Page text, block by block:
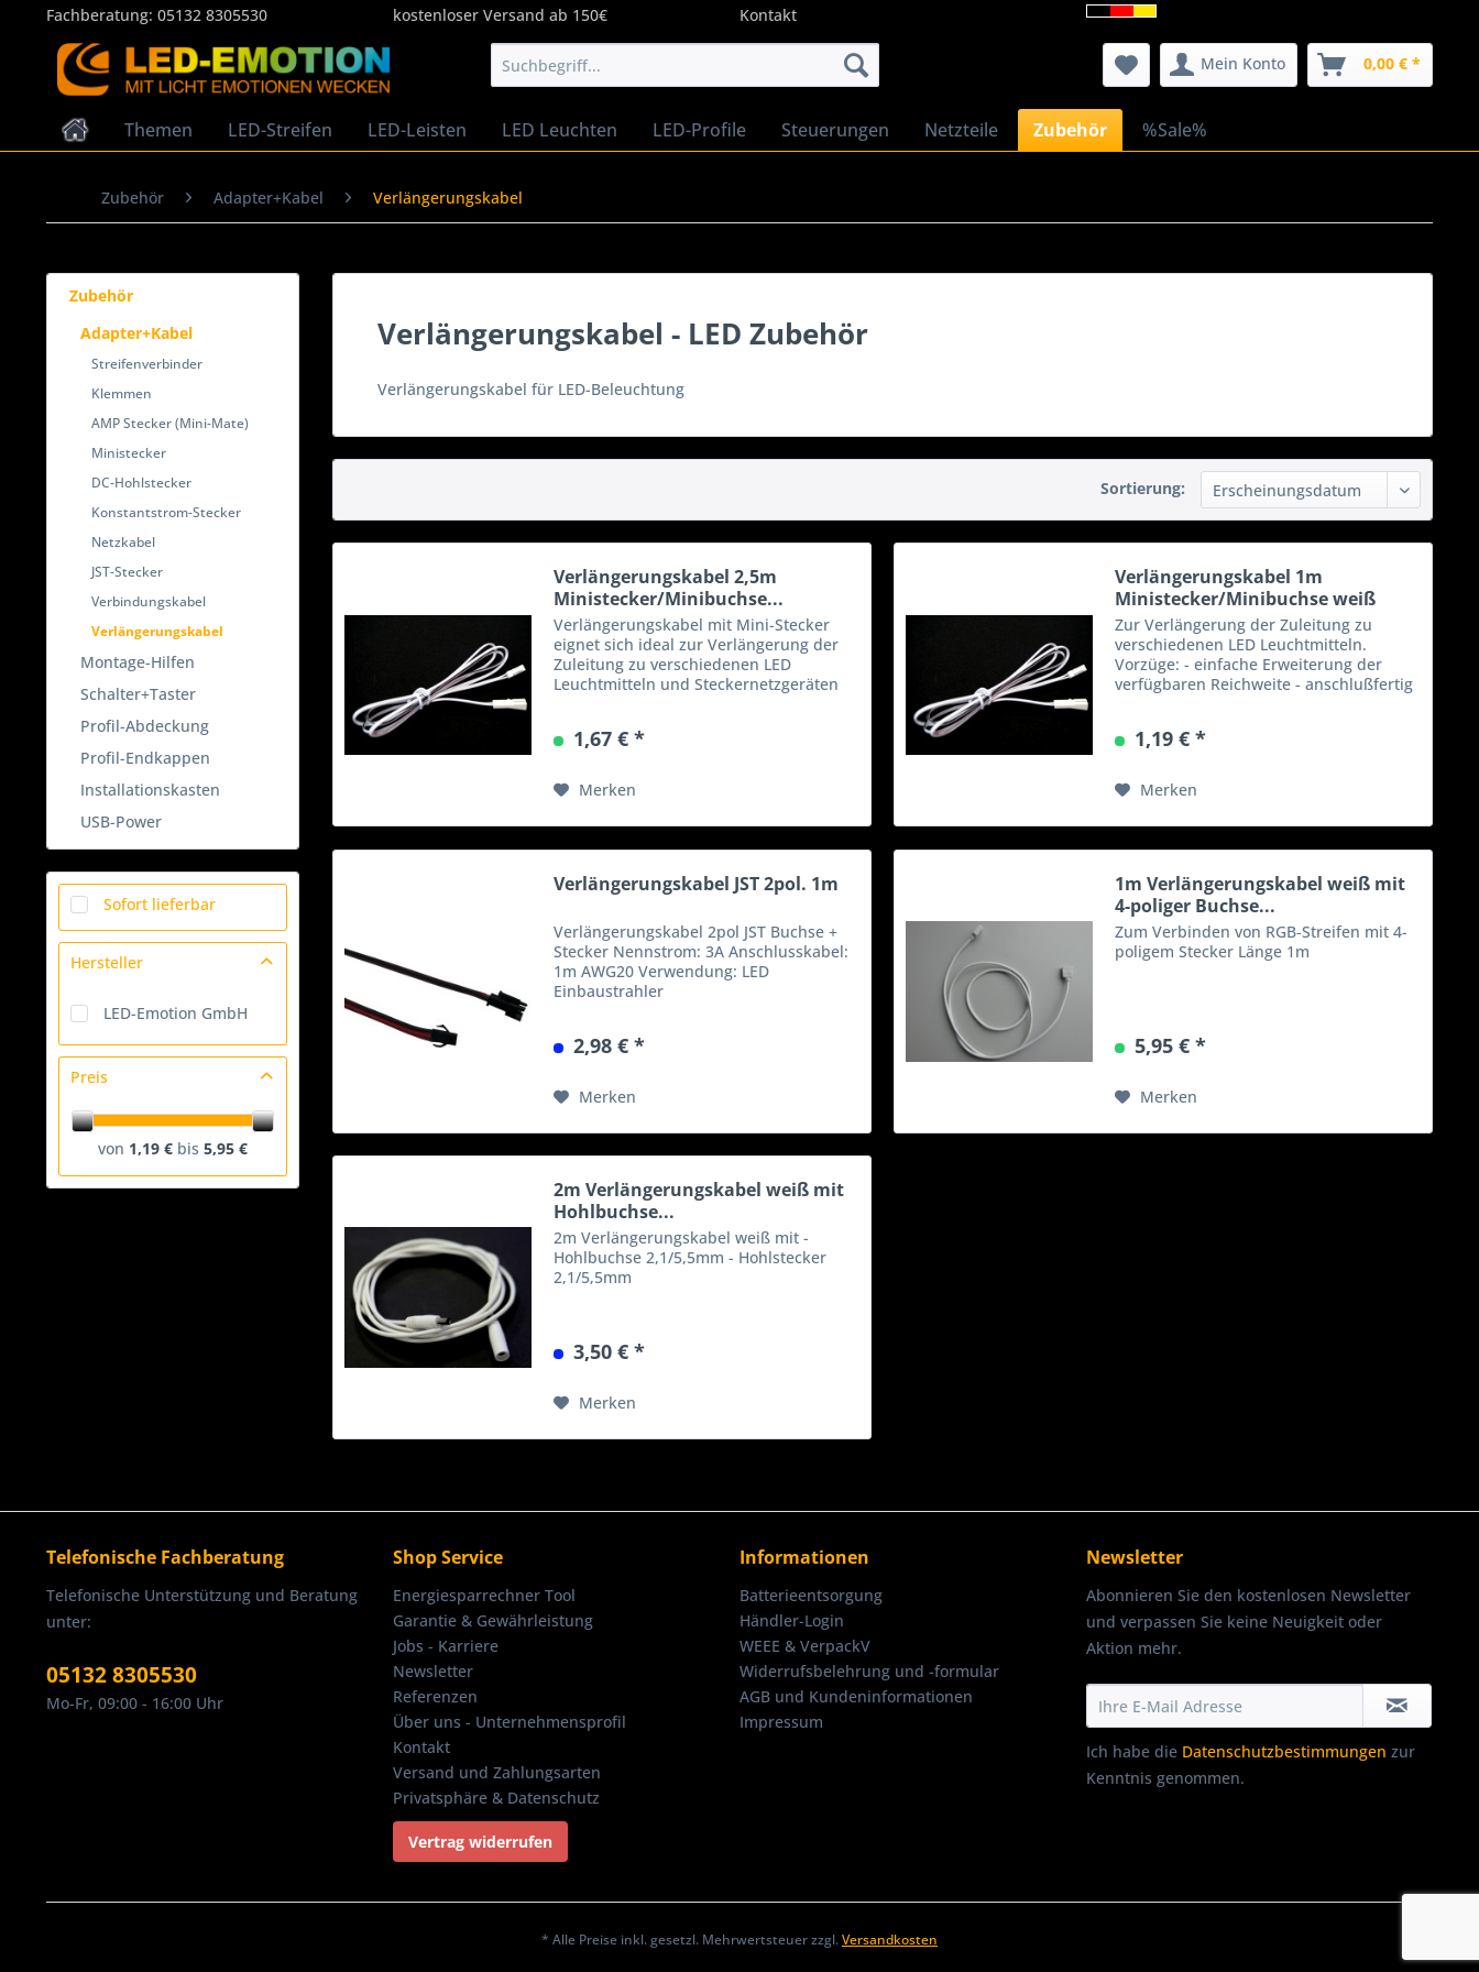
Fachberatung: 05132 8305530 kostenloser Versand ab 150€ Kontakt
Mein Konto 0,00 € *
Themen LED-Streifen LED-Leisten LED Leuchten LED-Profile Steuerungen Netzteile Zubehör %Sale%
Zubehör Adapter+Kabel Verlängerungskabel
Zubehör
Adapter+Kabel
Streifenverbinder
Klemmen
AMP Stecker (Mini-Mate)
Ministecker
DC-Hohlstecker
Konstantstrom-Stecker
Netzkabel
JST-Stecker
Verbindungskabel
Verlängerungskabel
Montage-Hilfen
Schalter+Taster
Profil-Abdeckung
Profil-Endkappen
Installationskasten
USB-Power
Sofort lieferbar
Hersteller
LED-Emotion GmbH
Preis
von 1,19 € bis 5,95 €
Verlängerungskabel - LED Zubehör
Verlängerungskabel für LED-Beleuchtung
Sortierung:
Verlängerungskabel 2,5m
Ministecker/Minibuchse...
Verlängerungskabel mit Mini-Stecker
eignet sich ideal zur Verlängerung der
Zuleitung zu verschiedenen LED
Leuchtmitteln und Steckernetzgeräten
1,67 € *
Merken
Verlängerungskabel 1m
Ministecker/Minibuchse weiß
Zur Verlängerung der Zuleitung zu
verschiedenen LED Leuchtmitteln.
Vorzüge: - einfache Erweiterung der
verfügbaren Reichweite - anschlußfertig
1,19 € *
Merken
Verlängerungskabel JST 2pol. 1m
Verlängerungskabel 2pol JST Buchse +
Stecker Nennstrom: 3A Anschlusskabel:
1m AWG20 Verwendung: LED
Einbaustrahler
2,98 € *
Merken
1m Verlängerungskabel weiß mit
4-poliger Buchse...
Zum Verbinden von RGB-Streifen mit 4-
poligem Stecker Länge 1m
5,95 € *
Merken
2m Verlängerungskabel weiß mit
Hohlbuchse...
2m Verlängerungskabel weiß mit -
Hohlbuchse 2,1/5,5mm - Hohlstecker
2,1/5,5mm
3,50 € *
Merken
Telefonische Fachberatung
Telefonische Unterstützung und Beratung
unter:
05132 8305530
Mo-Fr, 09:00 - 16:00 Uhr
Shop Service
Energiesparrechner Tool
Garantie & Gewährleistung
Jobs - Karriere
Newsletter
Referenzen
Über uns - Unternehmensprofil
Kontakt
Versand und Zahlungsarten
Privatsphäre & Datenschutz
Vertrag widerrufen
Informationen
Batterieentsorgung
Händler-Login
WEEE & VerpackV
Widerrufsbelehrung und -formular
AGB und Kundeninformationen
Impressum
Newsletter
Abonnieren Sie den kostenlosen Newsletter
und verpassen Sie keine Neuigkeit oder
Aktion mehr.
Ich habe die Datenschutzbestimmungen zur
Kenntnis genommen.
* Alle Preise inkl. gesetzl. Mehrwertsteuer zzgl.Versandkosten